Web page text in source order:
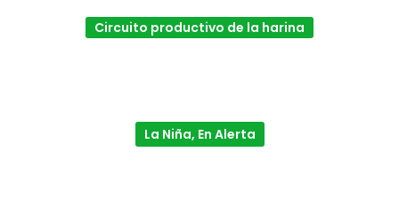
Circuito productivo de la harina
La Niña, En Alerta